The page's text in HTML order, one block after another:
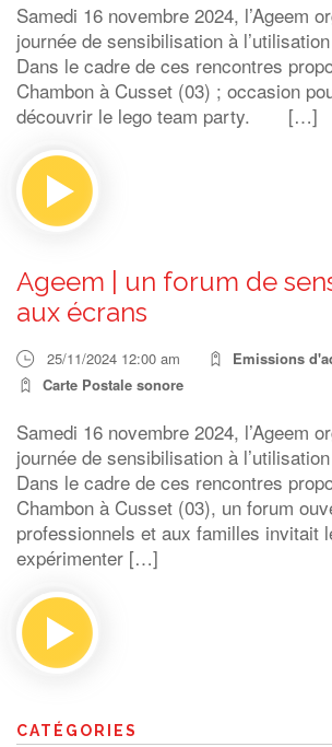
Samedi 16 novembre 2024, l’Ageem
journée de sensibilisation à
Dans le cadre de ces rencontres
Chambon à Cusset (03) ; occasion
découvrir le lego team party. […]
Ageem | un forum de
aux écrans
25/11/2024 12:00 am
Emissions
Carte Postale sonore
Samedi 16 novembre 2024, l’Ageem
journée de sensibilisation à
Dans le cadre de ces rencontres
Chambon à Cusset (03), un forum
professionnels et aux familles invitait
expérimenter […]
CATÉGORIES